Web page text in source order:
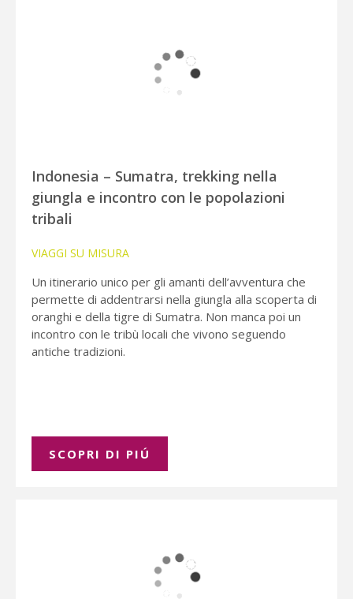
Indonesia – Sumatra, trekking nella
giungla e incontro con le popolazioni
tribali
VIAGGI SU MISURA
Un itinerario unico per gli amanti dell’avventura che
permette di addentrarsi nella giungla alla scoperta di
oranghi e della tigre di Sumatra. Non manca poi un
incontro con le tribù locali che vivono seguendo
antiche tradizioni.
SCOPRI DI PIÚ